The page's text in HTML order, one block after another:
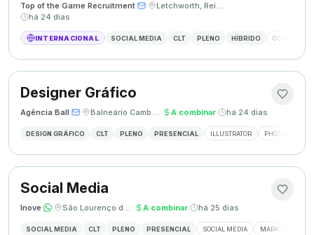
Top of the Game Recruitment· · Letchworth, Reino Unido ·
há 24 dias
INTERNACIONAL SOCIAL MEDIA CLT PLENO HÍBRIDO CONTENT
Designer Gráfico
Agência Ball· · Balneário Camboriú, SC · A combinar· há 24 dias
DESIGN GRÁFICO CLT PLENO PRESENCIAL ILLUSTRATOR PHOTOSHOP
Social Media
Inove· · São Lourenço do Oeste, SC · A combinar· há 25 dias
SOCIAL MEDIA CLT PLENO PRESENCIAL SOCIAL MEDIA MARKETING